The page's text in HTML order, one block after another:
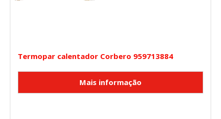
Termopar calentador Corbero 959713884